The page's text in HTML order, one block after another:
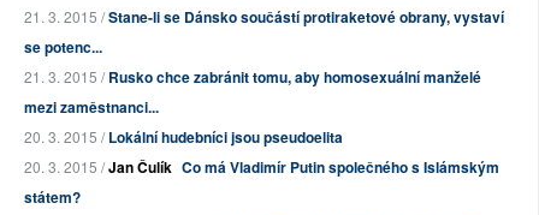
21. 3. 2015 /Stane-li se Dánsko součástí protiraketové obrany, vystaví
se potenc...
21. 3. 2015 /Rusko chce zabránit tomu, aby homosexuální manželé
mezi zaměstnanci...
20. 3. 2015 /Lokální hudebníci jsou pseudoelita
20. 3. 2015 /Jan Čulík Co má Vladimír Putin společného s Islámským
státem?